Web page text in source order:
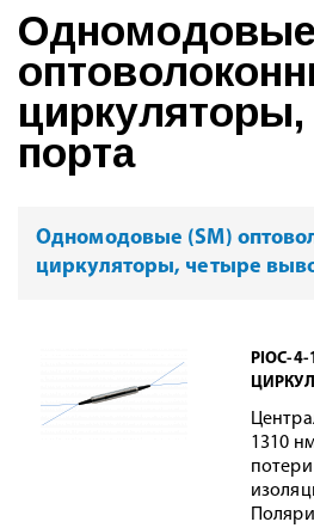
порта
Одномодовые (SM)
циркуляторы, четыре
PIOC-
1310